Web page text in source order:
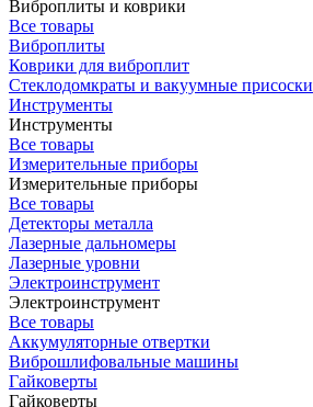
Виброплиты и коврики
Все товары
Виброплиты
Коврики для виброплит
Стеклодомкраты и вакуумные присоски
Инструменты
Инструменты
Все товары
Измерительные приборы
Измерительные приборы
Все товары
Детекторы металла
Лазерные дальномеры
Лазерные уровни
Электроинструмент
Электроинструмент
Все товары
Аккумуляторные отвертки
Виброшлифовальные машины
Гайковерты
Гайковерты